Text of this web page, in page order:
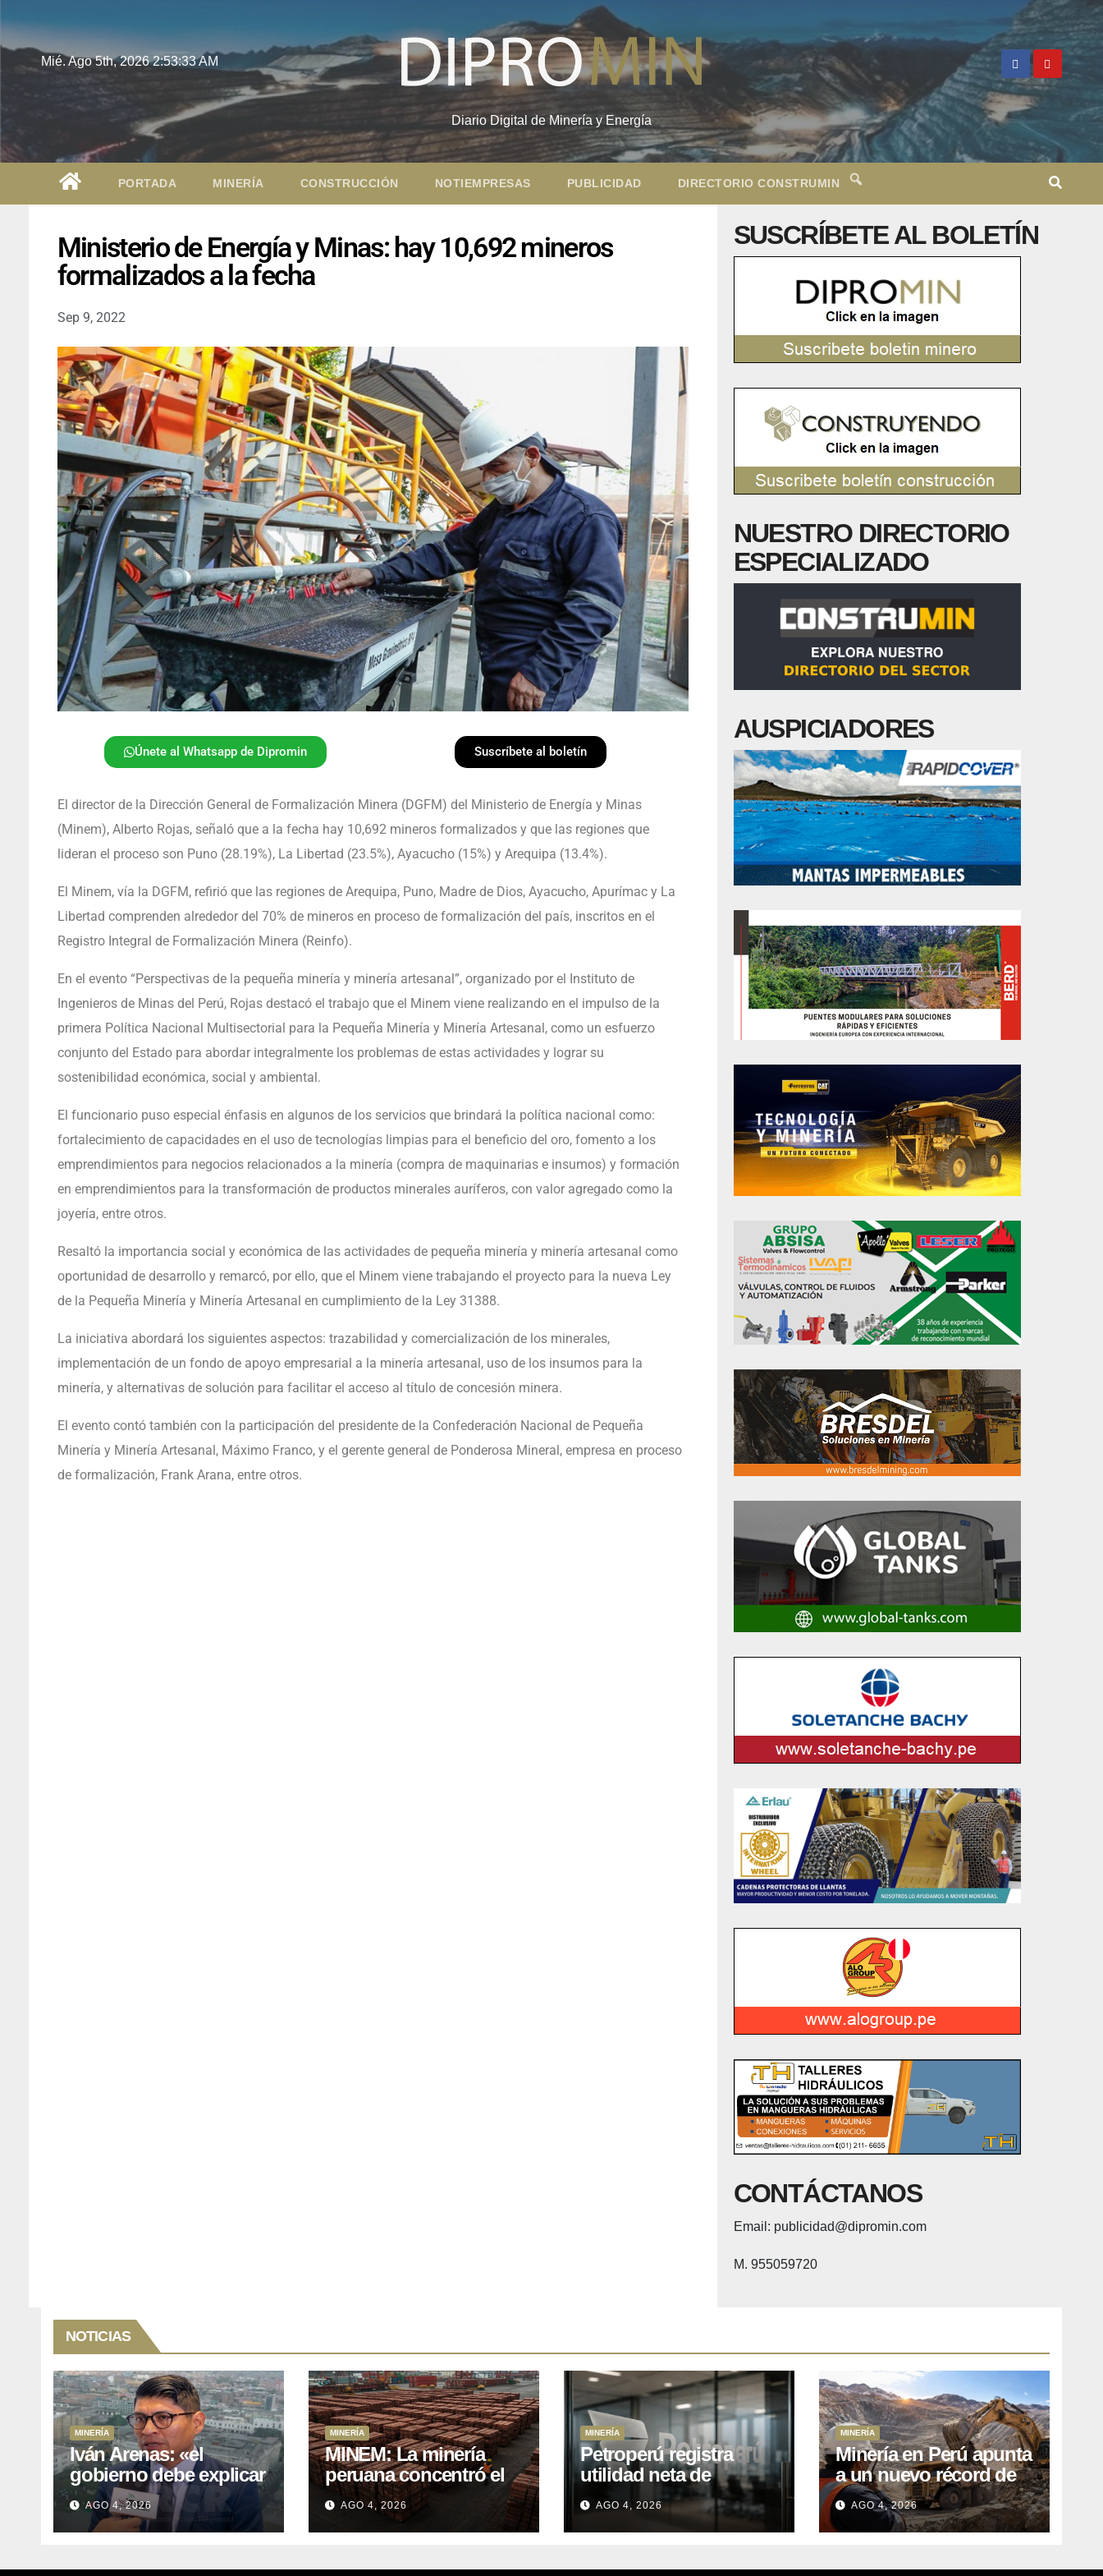
Mié. Ago 5th, 20262:53:34 AM
Diario Digital de Minería y Energía
PORTADA MINERÍA CONSTRUCCIÓN NOTIEMPRESAS PUBLICIDAD DIRECTORIO CONSTRUMIN
Ministerio de Energía y Minas: hay 10,692 mineros
formalizados a la fecha
Sep 9, 2022
Únete al Whatsapp de Dipromin Suscríbete al boletín
El director de la Dirección General de Formalización Minera (DGFM) del Ministerio de Energía y Minas
(Minem), Alberto Rojas, señaló que a la fecha hay 10,692 mineros formalizados y que las regiones que
lideran el proceso son Puno (28.19%), La Libertad (23.5%), Ayacucho (15%) y Arequipa (13.4%).
El Minem, vía la DGFM, refirió que las regiones de Arequipa, Puno, Madre de Dios, Ayacucho, Apurímac y La
Libertad comprenden alrededor del 70% de mineros en proceso de formalización del país, inscritos en el
Registro Integral de Formalización Minera (Reinfo).
En el evento “Perspectivas de la pequeña minería y minería artesanal”, organizado por el Instituto de
Ingenieros de Minas del Perú, Rojas destacó el trabajo que el Minem viene realizando en el impulso de la
primera Política Nacional Multisectorial para la Pequeña Minería y Minería Artesanal, como un esfuerzo
conjunto del Estado para abordar integralmente los problemas de estas actividades y lograr su
sostenibilidad económica, social y ambiental.
El funcionario puso especial énfasis en algunos de los servicios que brindará la política nacional como:
fortalecimiento de capacidades en el uso de tecnologías limpias para el beneficio del oro, fomento a los
emprendimientos para negocios relacionados a la minería (compra de maquinarias e insumos) y formación
en emprendimientos para la transformación de productos minerales auríferos, con valor agregado como la
joyería, entre otros.
Resaltó la importancia social y económica de las actividades de pequeña minería y minería artesanal como
oportunidad de desarrollo y remarcó, por ello, que el Minem viene trabajando el proyecto para la nueva Ley
de la Pequeña Minería y Minería Artesanal en cumplimiento de la Ley 31388.
La iniciativa abordará los siguientes aspectos: trazabilidad y comercialización de los minerales,
implementación de un fondo de apoyo empresarial a la minería artesanal, uso de los insumos para la
minería, y alternativas de solución para facilitar el acceso al título de concesión minera.
El evento contó también con la participación del presidente de la Confederación Nacional de Pequeña
Minería y Minería Artesanal, Máximo Franco, y el gerente general de Ponderosa Mineral, empresa en proceso
de formalización, Frank Arana, entre otros.
SUSCRÍBETE AL BOLETÍN
NUESTRO DIRECTORIO
ESPECIALIZADO
AUSPICIADORES
CONTÁCTANOS
Email: publicidad@dipromin.com
M. 955059720
NOTICIAS
MINERÍA
Iván Arenas: «el
gobierno debe explicar
a Cajamarca que tiene
US$ 16 mil millones en
proyectos mineros
AGO 4, 2026
MINERÍA
MINEM: La minería
peruana concentró el
76.1% del total de las
exportaciones
nacionales entre enero
AGO 4, 2026
MINERÍA
Petroperú registra
utilidad neta de
US$121 millones al
cierre del primer
semestre 2026
AGO 4, 2026
MINERÍA
Minería en Perú apunta
a un nuevo récord de
inversiones: crecen los
petitorios y el FMI insta
a destrabar proyectos
AGO 4, 2026